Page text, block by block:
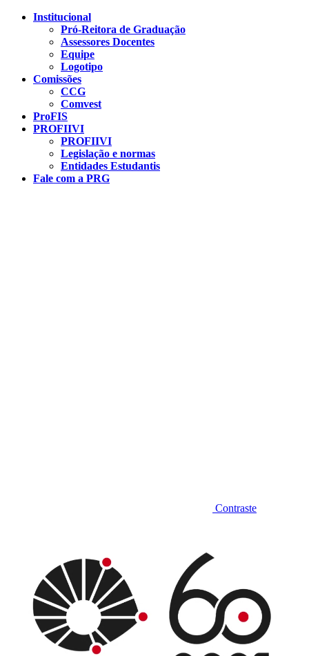
Conteúdo principal
Institucional
Pró-Reitora de Graduação
Assessores Docentes
Equipe
Logotipo
Comissões
CCG
Comvest
ProFIS
PROFIIVI
PROFIIVI
Legislação e normas
Entidades Estudantis
Fale com a PRG
Contraste